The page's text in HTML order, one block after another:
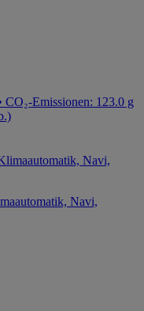
Emissionen: 123.0 g
Navi,